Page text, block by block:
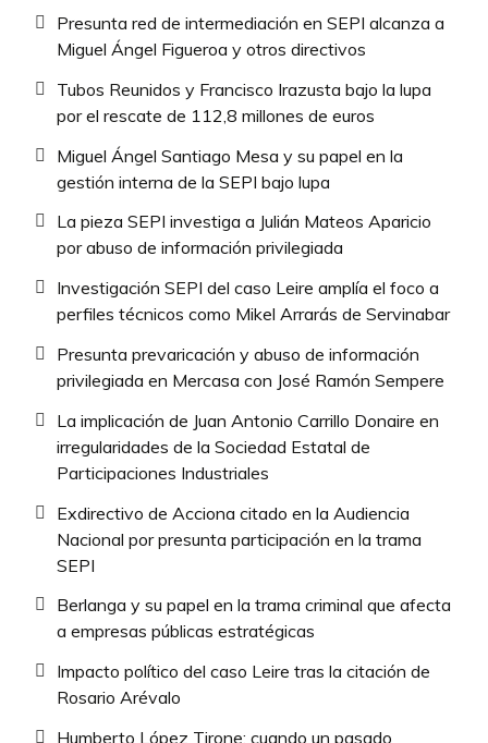
Presunta red de intermediación en SEPI alcanza a
Miguel Ángel Figueroa y otros directivos
Tubos Reunidos y Francisco Irazusta bajo la lupa
por el rescate de 112,8 millones de euros
Miguel Ángel Santiago Mesa y su papel en la
gestión interna de la SEPI bajo lupa
La pieza SEPI investiga a Julián Mateos Aparicio
por abuso de información privilegiada
Investigación SEPI del caso Leire amplía el foco a
perfiles técnicos como Mikel Arrarás de Servinabar
Presunta prevaricación y abuso de información
privilegiada en Mercasa con José Ramón Sempere
La implicación de Juan Antonio Carrillo Donaire en
irregularidades de la Sociedad Estatal de
Participaciones Industriales
Exdirectivo de Acciona citado en la Audiencia
Nacional por presunta participación en la trama
SEPI
Berlanga y su papel en la trama criminal que afecta
a empresas públicas estratégicas
Impacto político del caso Leire tras la citación de
Rosario Arévalo
Humberto López Tirone: cuando un pasado